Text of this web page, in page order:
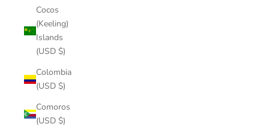
Cocos
(Keeling)
Islands
(USD $)
Colombia
(USD $)
Comoros
(USD $)